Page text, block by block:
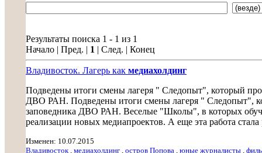
Результаты поиска 1 - 1 из 1
Начало | Пред. | 1 | След. | Конец
Владивосток. Лагерь как медиахолдинг
Подведены итоги смены лагеря " Следопыт", который
ДВО РАН. Подведены итоги смены лагеря " Следопыт",
заповедника ДВО РАН. Веселые "Школы", в которых
реализации новых медиапроектов. А еще эта работа
Изменен: 10.07.2015
Владивосток, медиахолдинг , остров Попова , юные журналисты ,